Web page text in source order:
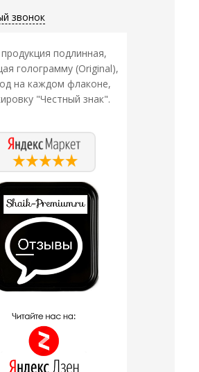
звонок
подлинная,
голограмму (Original),
на каждом флаконе,
"Честный знак".